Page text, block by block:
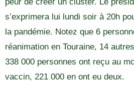
s’exprimera lui lundi soir à 20h
la pandémie. Notez que 6
réanimation en Touraine, 14
338 000 personnes ont reçu au
vaccin, 221 000 en ont eu deux.